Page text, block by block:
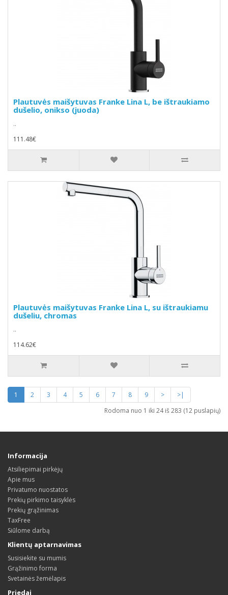
Plautuvės maišytuvas Franke Lina L, be ištraukiamo
dušelio, onikso (juoda)
..
111.48€
Plautuvės maišytuvas Franke Lina L, su ištraukiamu
dušeliu, chromas
..
114.62€
1 2 3 4 5 6 7 8 9 >
>|
Rodoma nuo 1 iki 24 iš 283 (12 puslapių)
Informacija
Atsiliepimai pirkėjų
Apie mus
Privatumo nuostatos
Prekių pirkimo taisyklės
Prekių grąžinimas
TaxFree
Siūlome darbą
Klientų aptarnavimas
Susisiekite su mumis
Grąžinimo forma
Svetainės žemėlapis
Priedai